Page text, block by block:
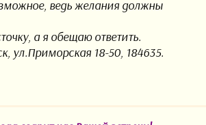
ведь желания должны
а я обещаю ответить.
ул.Приморская 18-50, 184635.